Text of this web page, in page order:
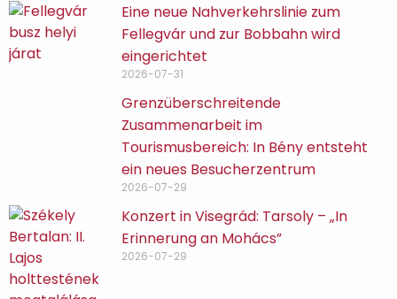
Eine neue Nahverkehrslinie zum
Fellegvár und zur Bobbahn wird
eingerichtet
2026-07-31
Grenzüberschreitende
Zusammenarbeit im
Tourismusbereich: In Bény entsteht
ein neues Besucherzentrum
2026-07-29
Konzert in Visegrád: Tarsoly – „In
Erinnerung an Mohács”
2026-07-29